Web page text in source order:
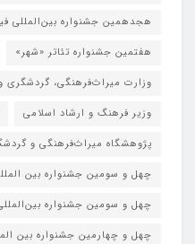
هجدهمین جشنواره بین‌المللی
هفتمین جشنواره تئاتر «شهر»
وزارت میراث‌فرهنگی، گردشگری
وزیر فرهنگ و ارشاد اسلامی
پژوهشگاه میراث‌فرهنگی و
چهل و سومین جشنواره بین
چهل و سومین جشنواره
چهل و چهارمین جشنواره بین